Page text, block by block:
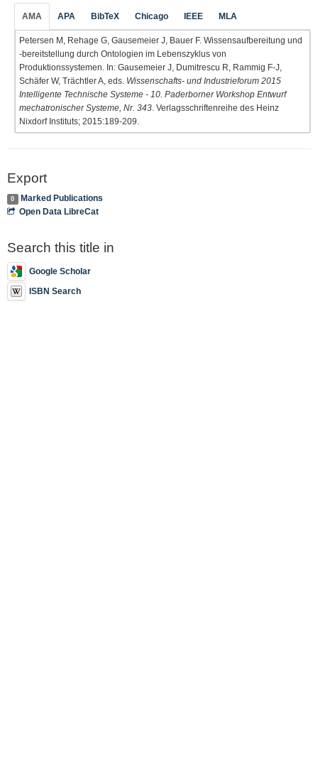
AMA APA BibTeX Chicago IEEE MLA
Petersen M, Rehage G, Gausemeier J, Bauer F. Wissensaufbereitung und
-bereitstellung durch Ontologien im Lebenszyklus von
Produktionssystemen. In: Gausemeier J, Dumitrescu R, Rammig F-J,
Schäfer W, Trächtler A, eds. Wissenschafts- und Industrieforum 2015
Intelligente Technische Systeme - 10. Paderborner Workshop Entwurf
mechatronischer Systeme, Nr. 343 . Verlagsschriftenreihe des Heinz
Nixdorf Instituts; 2015:189-209.
Export
0
Marked Publications
Open Data LibreCat
Search this title in
Google Scholar
ISBN Search